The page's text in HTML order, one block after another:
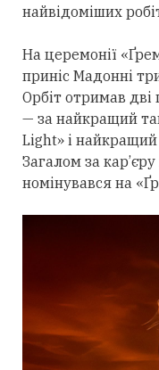
найвідоміших
На церемонії
приніс Мадонні
Орбіт отримав дві
— за найкращий
Light» і
Загалом за
номінувався на